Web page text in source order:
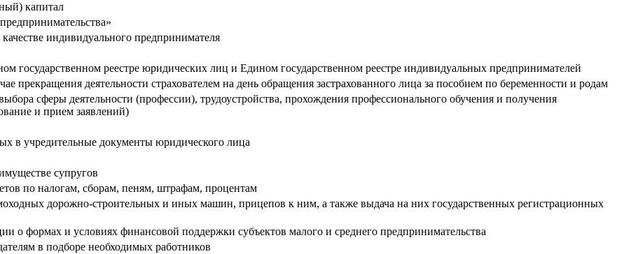
капитал
индивидуального предпринимателя
государственном реестре юридических лиц и Едином государственном реестре индивидуальных предпринимателей
прекращения деятельности страхователем на день обращения застрахованного лица за пособием по беременности и родам
сферы деятельности (профессии), трудоустройства, прохождения профессионального обучения и получения
и прием заявлений)
в учредительные документы юридического лица
супругов
по налогам, сборам, пеням, штрафам, процентам
дорожно-строительных и иных машин, прицепов к ним, а также выдача на них государственных регистрационных
о формах и условиях финансовой поддержки субъектов малого и среднего предпринимательства
в подборе необходимых работников